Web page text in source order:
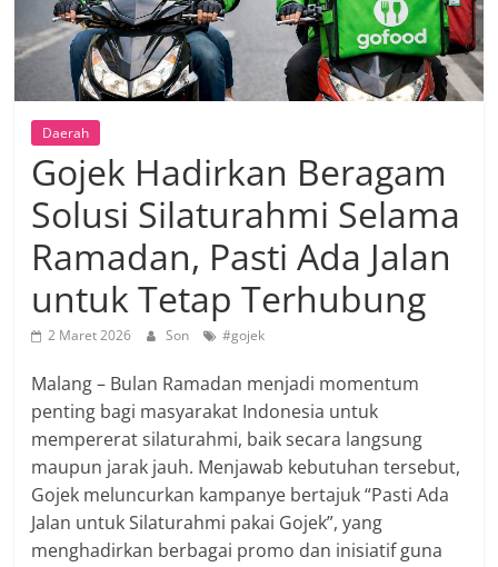
Daerah
Gojek Hadirkan Beragam
Solusi Silaturahmi Selama
Ramadan, Pasti Ada Jalan
untuk Tetap Terhubung
2 Maret 2026 Son #gojek
Malang – Bulan Ramadan menjadi momentum
penting bagi masyarakat Indonesia untuk
mempererat silaturahmi, baik secara langsung
maupun jarak jauh. Menjawab kebutuhan tersebut,
Gojek meluncurkan kampanye bertajuk “Pasti Ada
Jalan untuk Silaturahmi pakai Gojek”, yang
menghadirkan berbagai promo dan inisiatif guna